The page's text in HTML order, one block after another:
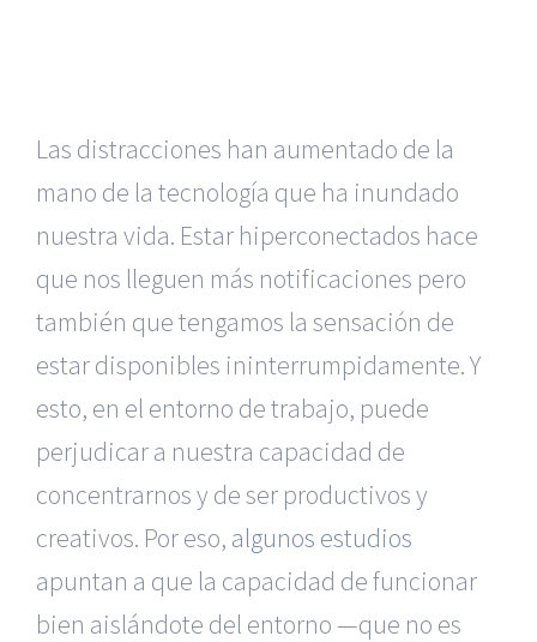
Las distracciones han aumentado de la
mano de la tecnología que ha inundado
nuestra vida. Estar hiperconectados hace
que nos lleguen más notificaciones pero
también que tengamos la sensación de
estar disponibles ininterrumpidamente. Y
esto, en el entorno de trabajo, puede
perjudicar a nuestra capacidad de
concentrarnos y de ser productivos y
creativos. Por eso, algunos estudios
apuntan a que la capacidad de funcionar
bien aislándote del entorno —que no es